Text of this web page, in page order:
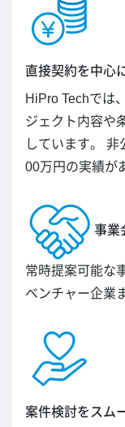
直接契約を中心
HiPro Techでは
ジェクト内容や
しています。
00万円の実績が
事業
常時提案可能な
ベンチャー企業
案件検討をスム